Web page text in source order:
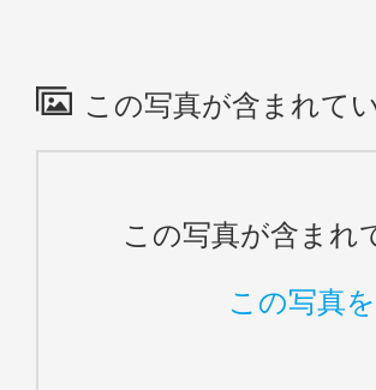
この写真が含まれて
この写真が含まれ
この写真